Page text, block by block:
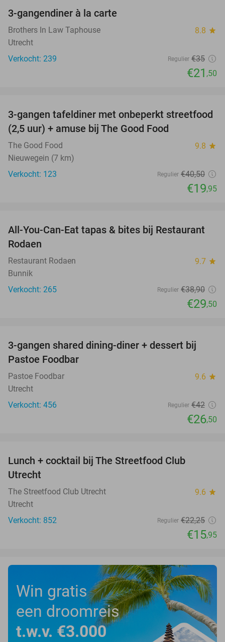
3-gangendiner à la carte
Brothers In Law Taphouse 8.8 star
Utrecht
Verkocht: 239
Regulier €35
€21 ,50
51%
3-gangen tafeldiner met onbeperkt streetfood
(2,5 uur) + amuse bij The Good Food
The Good Food 9.8 star
Nieuwegein (7 km)
Verkocht: 123
Regulier €40,50
€19,95
24%
All-You-Can-Eat tapas & bites bij Restaurant
Rodaen
Restaurant Rodaen 9.7 star
Bunnik
Verkocht: 265
Regulier €38,90
€29,50
37%
3-gangen shared dining-diner + dessert bij
Pastoe Foodbar
Pastoe Foodbar 9.6 star
Utrecht
Verkocht: 456
Regulier €42
€26,50
Lunch + cocktail bij The Streetfood Club
Utrecht
The Streetfood Club Utrecht 9.6 star
Utrecht
Verkocht: 852
Regulier €22,25
€15,95
Win gratis
een droomreis
t.w.v. €3.000